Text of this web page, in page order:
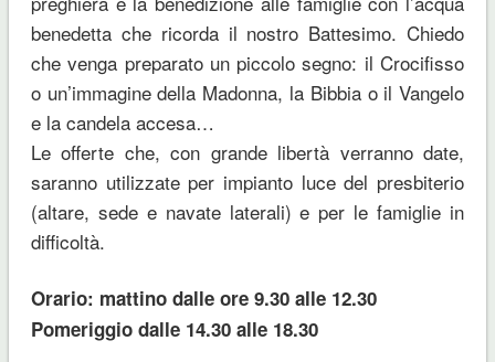
benedetta che ricorda il nostro Battesimo. Chiedo
che venga preparato un piccolo segno: il Crocifisso
o un’immagine della Madonna, la Bibbia o il Vangelo
e la candela accesa…
Le offerte che, con grande libertà verranno date,
saranno utilizzate per impianto luce del presbiterio
(altare, sede e navate laterali) e per le famiglie in
difficoltà.
Orario: mattino dalle ore 9.30 alle 12.30
Pomeriggio dalle 14.30 alle 18.30